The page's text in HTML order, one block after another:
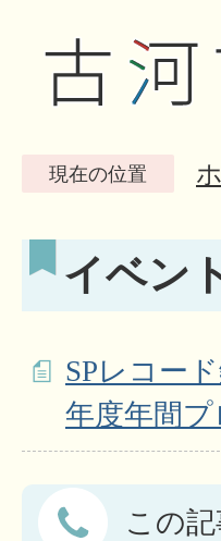
現在の位置
イベン
SPレコー
年度年間
この